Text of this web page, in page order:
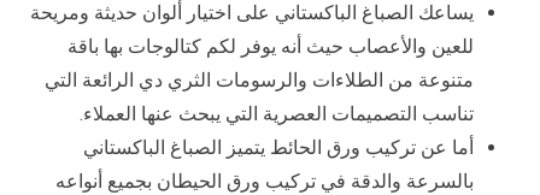
يساعك الصباغ الباكستاني على اختيار ألوان حديثة ومريحة
للعين والأعصاب حيث أنه يوفر لكم كتالوجات بها باقة
متنوعة من الطلاءات والرسومات الثري دي الرائعة التي
تناسب التصميمات العصرية التي يبحث عنها العملاء.
أما عن تركيب ورق الحائط يتميز الصباغ الباكستاني
بالسرعة والدقة في تركيب ورق الحيطان بجميع أنواعه